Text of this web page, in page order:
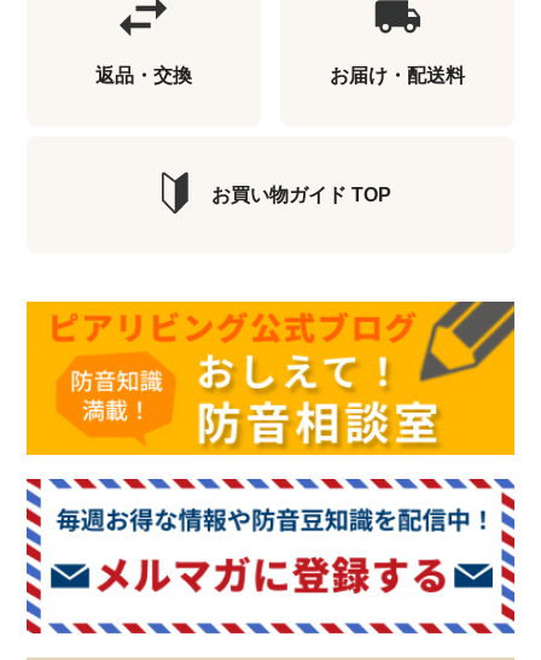
返品・交換 お届け・配送料
お買い物ガイド TOP